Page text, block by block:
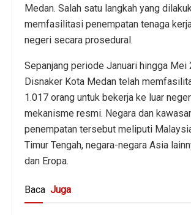
Medan. Salah satu langkah yang
memfasilitasi penempatan tenaga
negeri secara prosedural.
Sepanjang periode Januari hingga Mei
Disnaker Kota Medan telah
1.017 orang untuk bekerja ke luar
mekanisme resmi. Negara dan
penempatan tersebut meliputi
Timur Tengah, negara-negara Asia
dan Eropa.
Baca Juga